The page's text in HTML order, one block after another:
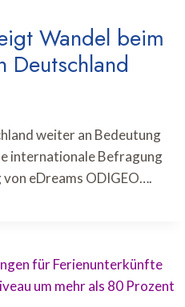
Wandel beim
Deutschland
weiter an Bedeutung
internationale Befragung
eDreams ODIGEO….